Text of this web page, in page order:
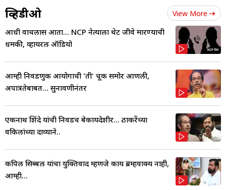
व्हिडीओ View More
आधी वाचलास आता... NCP नेत्याला थेट जीवे मारण्याची
धमकी, व्हायरल ऑडियो
आम्ही निवडणुक आयोगाची 'ती' चूक समोर आणली,
अपात्रतेबाबत... सुनावणीनंतर
एकनाथ शिंदे यांची निवडच बेकायदेशीर... ठाकरेंच्या
वकिलांच्या दाव्याने..
कपिल सिब्बल यांचा युक्तिवाद म्हणजे काय ब्रम्हवाक्य नाही,
आम्ही...